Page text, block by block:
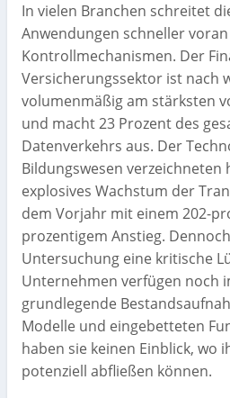
In vielen Branchen schreitet
Anwendungen schneller
Kontrollmechanismen. Der
Versicherungssektor ist nach
volumenmäßig am stärksten
und macht 23 Prozent des
Datenverkehrs aus. Der
Bildungswesen verzeichneten
explosives Wachstum der
dem Vorjahr mit einem 202-
prozentigem Anstieg.
Untersuchung eine kritische
Unternehmen verfügen noch
grundlegende
Modelle und eingebetteten
haben sie keinen Einblick, wo
potenziell abfließen können.